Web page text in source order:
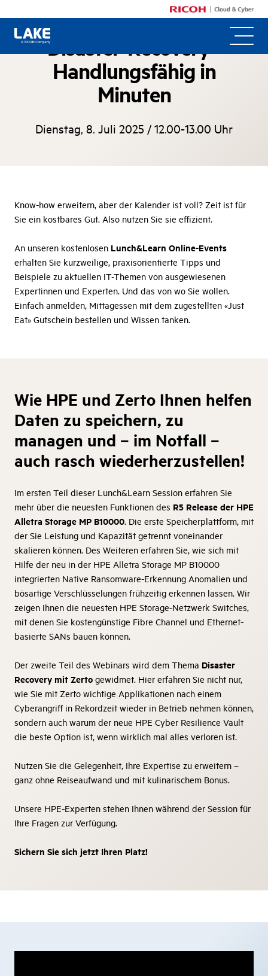
Disaster-Recovery -
Handlungsfähig in
Minuten
Dienstag, 8. Juli 2025 / 12.00-13.00 Uhr
Know-how erweitern, aber der Kalender ist voll? Zeit ist für
Sie ein kostbares Gut. Also nutzen Sie sie effizient.
An unseren kostenlosen Lunch&Learn Online-Events
erhalten Sie kurzweilige, praxisorientierte Tipps und
Beispiele zu aktuellen IT-Themen von ausgewiesenen
Expertinnen und Experten. Und das von wo Sie wollen.
Einfach anmelden, Mittagessen mit dem zugestellten «Just
Eat» Gutschein bestellen und Wissen tanken.
Wie HPE und Zerto Ihnen helfen
Daten zu speichern, zu
managen und – im Notfall –
auch rasch wiederherzustellen!
Im ersten Teil dieser Lunch&Learn Session erfahren Sie
mehr über die neuesten Funktionen des R5 Release der HPE
Alletra Storage MP B10000. Die erste Speicherplattform, mit
der Sie Leistung und Kapazität getrennt voneinander
skalieren können. Des Weiteren erfahren Sie, wie sich mit
Hilfe der neu in der HPE Alletra Storage MP B10000
integrierten Native Ransomware-Erkennung Anomalien und
bösartige Verschlüsselungen frühzeitig erkennen lassen. Wir
zeigen Ihnen die neuesten HPE Storage-Netzwerk Switches,
mit denen Sie kostengünstige Fibre Channel und Ethernet-
basierte SANs bauen können.
Der zweite Teil des Webinars wird dem Thema Disaster
Recovery mit Zerto gewidmet. Hier erfahren Sie nicht nur,
wie Sie mit Zerto wichtige Applikationen nach einem
Cyberangriff in Rekordzeit wieder in Betrieb nehmen können,
sondern auch warum der neue HPE Cyber Resilience Vault
die beste Option ist, wenn wirklich mal alles verloren ist.
Nutzen Sie die Gelegenheit, Ihre Expertise zu erweitern –
ganz ohne Reiseaufwand und mit kulinarischem Bonus.
Unsere HPE-Experten stehen Ihnen während der Session für
Ihre Fragen zur Verfügung.
Sichern Sie sich jetzt Ihren Platz!